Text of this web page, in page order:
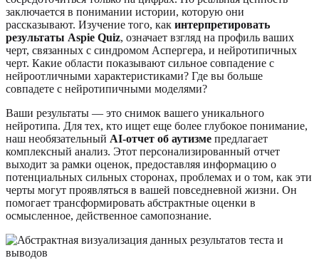
заключается в понимании истории, которую они
рассказывают. Изучение того, как интерпретировать
результаты Aspie Quiz, означает взгляд на профиль ваших
черт, связанных с синдромом Аспергера, и нейротипичных
черт. Какие области показывают сильное совпадение с
нейроотличными характеристиками? Где вы больше
совпадете с нейротипичными моделями?
Ваши результаты — это снимок вашего уникального
нейротипа. Для тех, кто ищет еще более глубокое понимание,
наш необязательный AI-отчет об аутизме предлагает
комплексный анализ. Этот персонализированный отчет
выходит за рамки оценок, предоставляя информацию о
потенциальных сильных сторонах, проблемах и о том, как эти
черты могут проявляться в вашей повседневной жизни. Он
помогает трансформировать абстрактные оценки в
осмысленное, действенное самопознание.